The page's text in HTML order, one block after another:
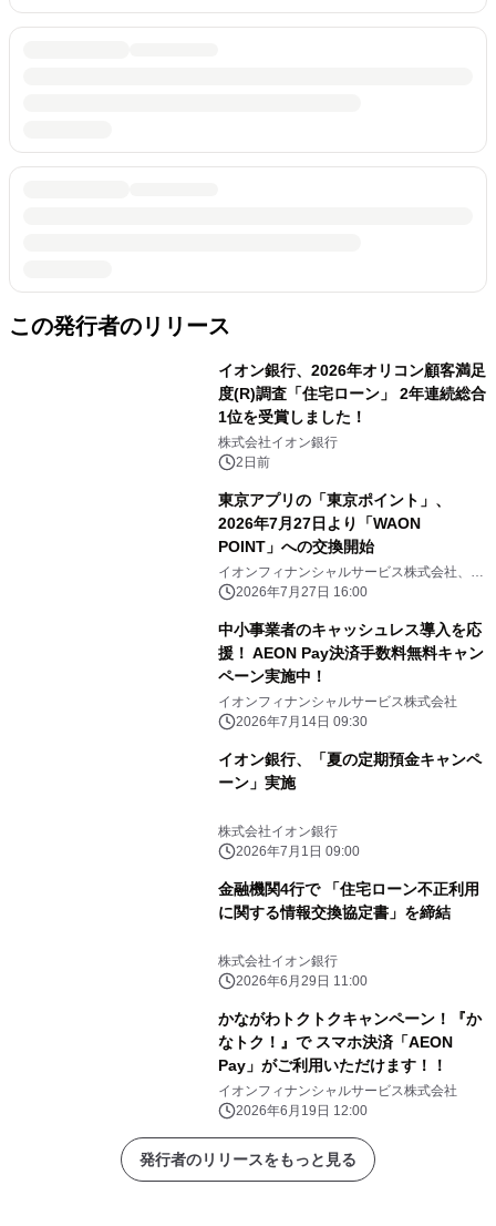
この発行者のリリース
イオン銀行、2026年オリコン顧客満足
度(R)調査「住宅ローン」 2年連続総合
1位を受賞しました！
株式会社イオン銀行
2日前
東京アプリの「東京ポイント」、
2026年7月27日より「WAON
POINT」への交換開始
イオンフィナンシャルサービス株式会社、イ
オンマーケティング株式会社
2026年7月27日 16:00
中小事業者のキャッシュレス導入を応
援！ AEON Pay決済手数料無料キャン
ペーン実施中！
イオンフィナンシャルサービス株式会社
2026年7月14日 09:30
イオン銀行、「夏の定期預金キャンペ
ーン」実施
株式会社イオン銀行
2026年7月1日 09:00
金融機関4行で 「住宅ローン不正利用
に関する情報交換協定書」を締結
株式会社イオン銀行
2026年6月29日 11:00
かながわトクトクキャンペーン！『か
なトク！』で スマホ決済「AEON
Pay」がご利用いただけます！！
イオンフィナンシャルサービス株式会社
2026年6月19日 12:00
発行者のリリースをもっと見る